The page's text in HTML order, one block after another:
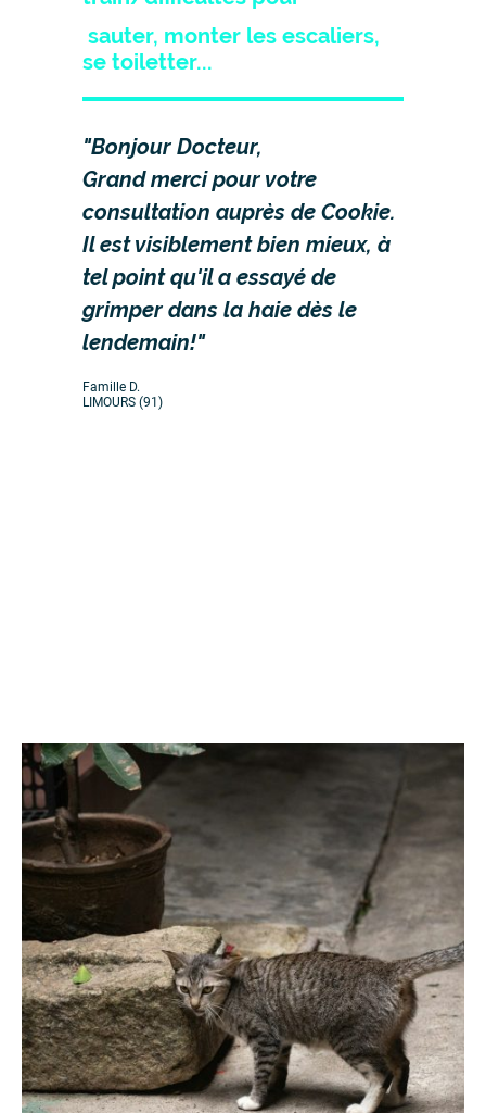
sauter, monter les escaliers,
se toiletter...
"Bonjour Docteur,
Grand merci pour votre
consultation auprès de Cookie.
Il est visiblement bien mieux, à
tel point qu'il a essayé de
grimper dans la haie dès le
lendemain!"
Famille D.
LIMOURS (91)